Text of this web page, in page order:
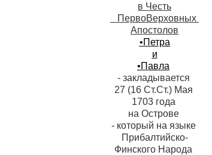
в Честь
   ПервоВерховных
•Петра
•Павла
- закладывается
27 (16 Ст.Ст.) Мая
1703 года
на Острове
- который на языке
Прибалтийско-
Финского Народа